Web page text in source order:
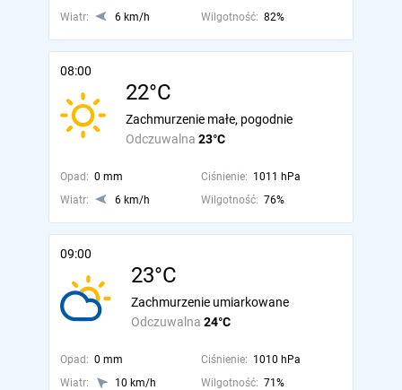
Wiatr: 6 km/h Wilgotność: 82%
08:00
22°C
Odczuwalna 23°C
Zachmurzenie małe, pogodnie
Opad: 0 mm Ciśnienie: 1011 hPa
Wiatr:
6 km/h Wilgotność: 76%
09:00
23°C
Odczuwalna 24°C
Zachmurzenie umiarkowane
Opad: 0 mm Ciśnienie: 1010 hPa
Wiatr:
10 km/h Wilgotność: 71%